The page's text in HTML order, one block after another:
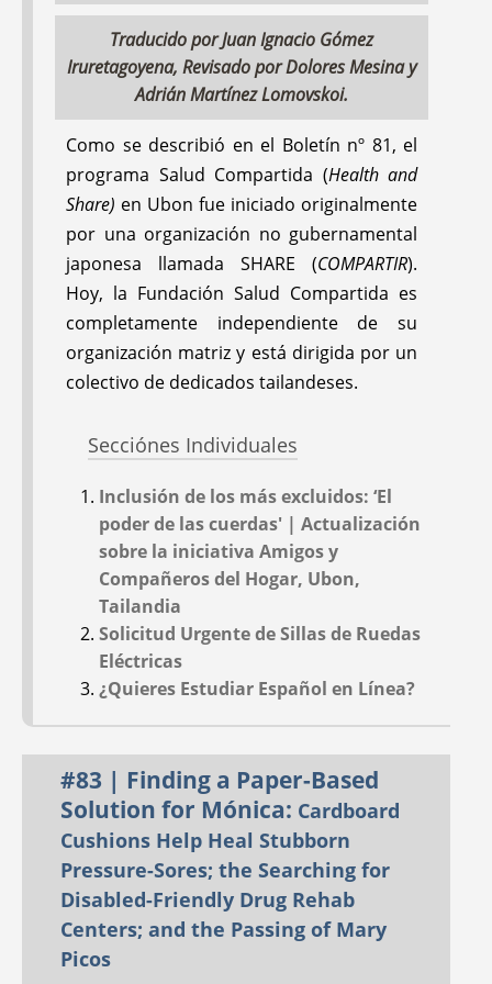
SHOUTING DOWN
THE WORLD BANK:
UNA REFLEXIÓN
CRÍTICA SOBRE LA
ASAMBLEA DE SALUD
DE LOS PUEBLOS,
2000
ENFERMEDADES
GLOBALES Y LUCHA
POPULAR EN
ECUADOR: La gente
habla en un Forum
Regional en Cuenca y
la Rehabilitación de la
Comunidad basada
en Quito
Aug 2000
#42
HUMANO Y
AMBIENTAL
SOSTENIBLE EN LA
COSTA DE OAXACA,
MÉXICO: Generic
Subtitle
May 1999
#40
única en la Zona
Rural de Nicaragua
Un Oasis de
Aprendizaje en
Equilibrio Con la
Naturaleza
Traducido por Juan Ignacio Gómez
Iruretagoyena, Revisado por Dolores Mesina y
Adrián Martínez Lomovskoi.
Como se describió en el Boletín nº 81, el
programa Salud Compartida (Health and
Share) en Ubon fue iniciado originalmente
por una organización no gubernamental
japonesa llamada SHARE (COMPARTIR).
Hoy, la Fundación Salud Compartida es
completamente independiente de su
organización matriz y está dirigida por un
colectivo de dedicados tailandeses.
Secciónes Individuales
Inclusión de los más excluidos: ‘El
poder de las cuerdas' | Actualización
sobre la iniciativa Amigos y
Compañeros del Hogar, Ubon,
Tailandia
Solicitud Urgente de Sillas de Ruedas
Eléctricas
¿Quieres Estudiar Español en Línea?
#83 | Finding a Paper-Based
Solution for Mónica: Cardboard
Cushions Help Heal Stubborn
Pressure-Sores; the Searching for
Disabled-Friendly Drug Rehab
Centers; and the Passing of Mary
Picos